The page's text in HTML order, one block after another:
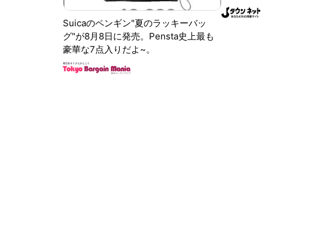
Suicaのペンギン"夏のラッキーバッ
グ"が8月8日に発売。Pensta史上最も
豪華な7点入りだよ~。